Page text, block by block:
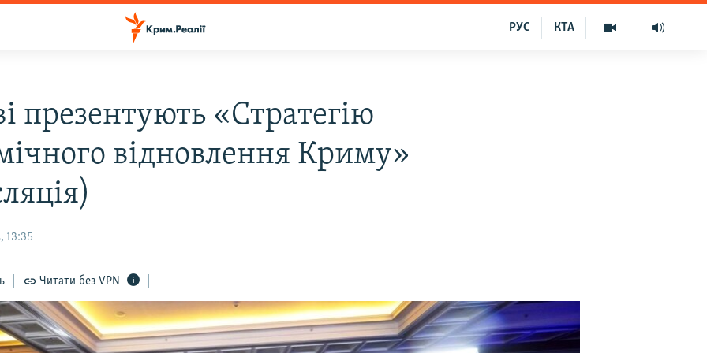
КТА
РУС
презентують «Стратегію
відновлення Криму»
13:35
Читати без VPN